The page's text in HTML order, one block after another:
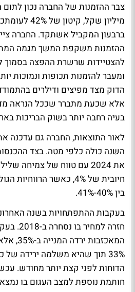
ברבעון המקביל אשתקד. החברה
ההזמנות משקפת המשך מגמה
להצטיידות שרשרת ההפצה בסמוך
ומעבר להזמנות תכופות ונמוכות
הדוק מצד מפיצים ודילרים
אלא שכעת מתברר שככל הנראה
בעיה רחבה יותר בשוק הבריכות
לאור התוצאות, החברה גם עדכנה
השנה כולה כלפי מטה. בצד
חיובית של 4%, כאשר
בין 40%-41%.
בעקבות ההתפתחויות בשנה
חזרה
הדוחות לפני קצת יותר מחודש.
חותמת נוספת למצב העגום בו